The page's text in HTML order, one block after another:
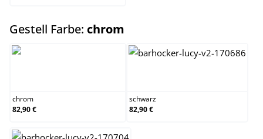
Gestell Farbe: chrom
chrom
82,90 €
schwarz
82,90 €